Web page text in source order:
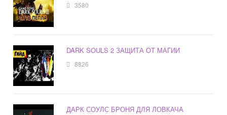
3580
DARK SOULS 2 ЗАЩИТА ОТ МАГИИ
8826
ДАРК СОУЛС БРОНЯ ДЛЯ ЛОВКАЧА